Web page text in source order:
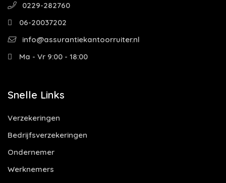
0229-282760
06-20037202
info@assurantiekantoorruiter.nl
Ma - Vr 9:00 - 18:00
Snelle Links
Verzekeringen
Bedrijfsverzekeringen
Ondernemer
Werknemers